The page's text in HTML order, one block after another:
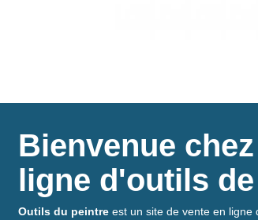
Bienvenue
ligne d'outils
Outils du peintre est un site de vente en ligne